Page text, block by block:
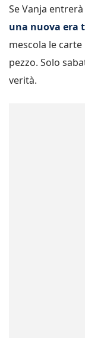
Se Vanja
una nuova era
mescola le
pezzo. Solo
verità.